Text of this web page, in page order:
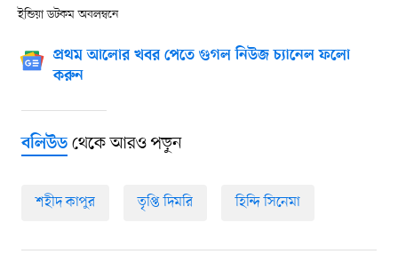
ইন্ডিয়া ডটকম অবলম্বনে
প্রথম আলোর খবর পেতে গুগল নিউজ চ্যানেল ফলো
করুন
বলিউডথেকে আরও পড়ুন
শহীদ কাপুর তৃপ্তি দিমরি হিন্দি সিনেমা